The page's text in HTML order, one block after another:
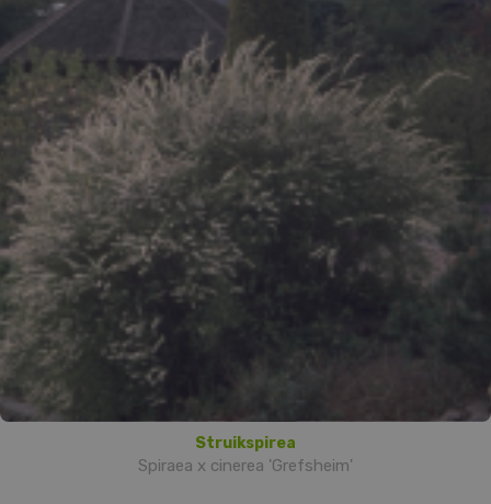
Struikspirea
Spiraea x cinerea 'Grefsheim'